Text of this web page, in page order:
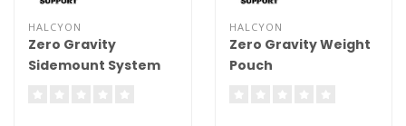
HALCYON
Zero Gravity
Sidemount System
HALCYON
Zero Gravity Weight
Pouch